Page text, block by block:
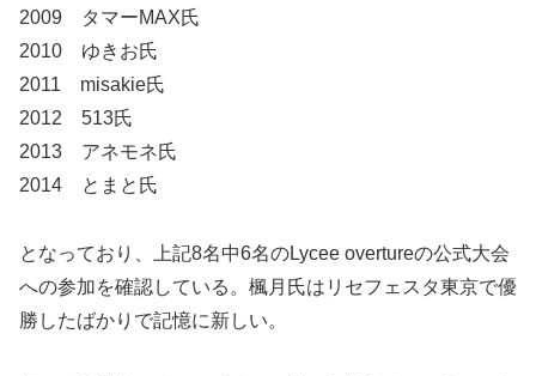
2009 タマーMAX氏
2010 ゆきお氏
2011 misakie氏
2012 513氏
2013 アネモネ氏
2014 とまと氏
となっており、上記8名中6名のLycee overtureの公式大会
への参加を確認している。楓月氏はリセフェスタ東京で優
勝したばかりで記憶に新しい。